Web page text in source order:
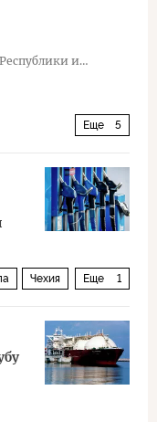
и
Еще 5
Еще 1
Чехия